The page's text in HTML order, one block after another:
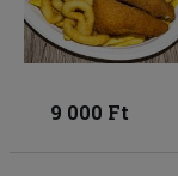
9 000 Ft